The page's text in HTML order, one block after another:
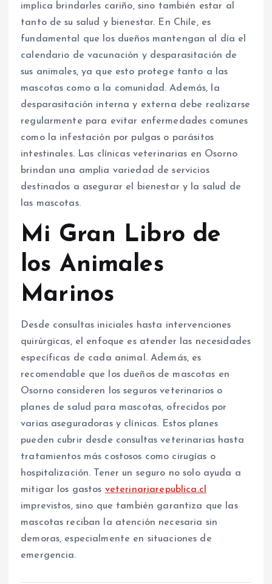
implica brindarles cariño, sino también estar al
tanto de su salud y bienestar. En Chile, es
fundamental que los dueños mantengan al día el
calendario de vacunación y desparasitación de
sus animales, ya que esto protege tanto a las
mascotas como a la comunidad. Además, la
desparasitación interna y externa debe realizarse
regularmente para evitar enfermedades comunes
como la infestación por pulgas o parásitos
intestinales. Las clínicas veterinarias en Osorno
brindan una amplia variedad de servicios
destinados a asegurar el bienestar y la salud de
las mascotas.
Mi Gran Libro de
los Animales
Marinos
Desde consultas iniciales hasta intervenciones
quirúrgicas, el enfoque es atender las necesidades
específicas de cada animal. Además, es
recomendable que los dueños de mascotas en
Osorno consideren los seguros veterinarios o
planes de salud para mascotas, ofrecidos por
varias aseguradoras y clínicas. Estos planes
pueden cubrir desde consultas veterinarias hasta
tratamientos más costosos como cirugías o
hospitalización. Tener un seguro no solo ayuda a
mitigar los gastos veterinariarepublica.cl
imprevistos, sino que también garantiza que las
mascotas reciban la atención necesaria sin
demoras, especialmente en situaciones de
emergencia.